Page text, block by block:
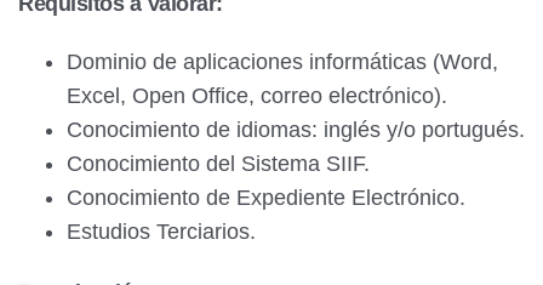
Dominio de aplicaciones informáticas (Word,
Excel, Open Office, correo electrónico).
Conocimiento de idiomas: inglés y/o portugués.
Conocimiento del Sistema SIIF.
Conocimiento de Expediente Electrónico.
Estudios Terciarios.